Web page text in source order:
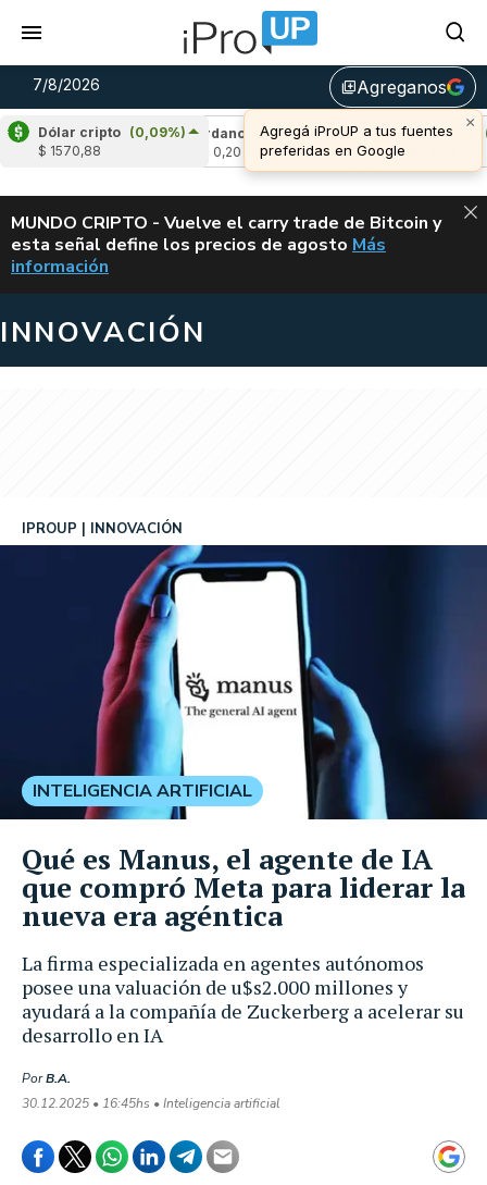
7/8/2026 library_addAgreganos
×
Agregá iProUP a tus fuentes
preferidas en Google
Dólar cripto (0,09%)
$ 1570,88
0,96%) Cardano
(5,74%)
u$s 0,20
Avalanche
u$s 6,45
ALERTA
MUNDO CRIPTO - Vuelve el carry trade de Bitcoin y
esta señal define los precios de agosto VUELVE EL
Más
información
INNOVACIÓN
La firma especializada en agentes autónomos
posee una valuación de u$s2.000 millones y
ayudará a la compañía de Zuckerberg a acelerar su
desarrollo en IA
IPROUP INNOVACIÓN
PorB.A.
30.12.2025 • 16:45hs • Inteligencia artificial
INTELIGENCIA ARTIFICIAL
Qué es Manus, el agente de IA
que compró Meta para liderar la
nueva era agéntica